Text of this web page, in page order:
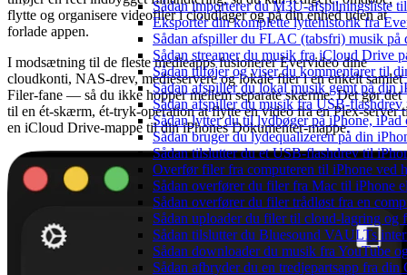
Sådan importerer du M3U-afspilningsliste
Eksportér din komplette lyttehistorik fra
Sådan afspiller du FLAC (tabsfri) musik på
Sådan streamer du musik fra iCloud Drive
Sådan tilføjer og viser du kommentarer til
Sådan afspiller du lokal musik gemt på din
Sådan afspiller du musik fra USB-
Sådan lytter du til lydbøger på iPhone,
Sådan bruger du lydequalizeren på din
Sådan tilslutter du et USB-flashdrev til
Overfør filer fra computeren til iPhone
Sådan overfører du filer fra Mac til iPhone
Sådan overfører du filer trådløst fra en
Sådan uploader du filer til cloud-lagring
Sådan tilslutter du Bluesound VAULTs
Sådan downloader du musik fra YouTube
Sådan afbryder du en tredjepartsapp fra din
flytte og organisere videofiler i cloudlager og på din enhed uden at
forlade appen.
I modsætning til de fleste medieapps fusionerer Evervideo dine
cloudkonti, NAS-drev, medieservere og lokale filer i en enkelt samlet
Filer-fane — så du ikke hopper mellem separate skærme. Det gør det
til en ét-skærm, ét-tryk-operation at flytte en video fra en Plex-server
en iCloud Drive-mappe til din iPhones Dokumenter-mappe.